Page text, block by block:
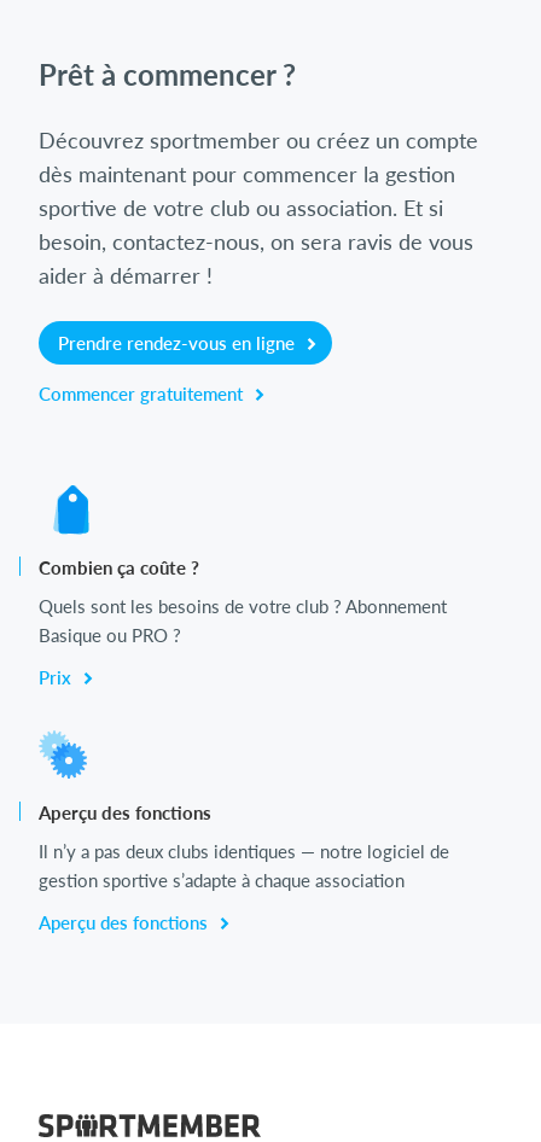
Prêt à commencer ?
Découvrez sportmember ou créez un compte
dès maintenant pour commencer la gestion
sportive de votre club ou association. Et si
besoin, contactez-nous, on sera ravis de vous
aider à démarrer !
Prendre rendez-vous en ligne
Commencer gratuitement
Combien ça coûte ?
Quels sont les besoins de votre club ? Abonnement
Basique ou PRO ?
Prix
Aperçu des fonctions
Il n’y a pas deux clubs identiques — notre logiciel de
gestion sportive s’adapte à chaque association
Aperçu des fonctions